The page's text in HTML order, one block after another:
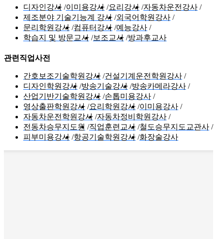
디자인강사 이미용강사 요리강사 자동차운전강사
제조분야 기술기능계 강사 외국어학원강사
문리학원강사 컴퓨터강사 예능강사
학습지 및 방문교사 보조교사 방과후교사
관련직업사전
간호보조기술학원강사 건설기계운전학원강사
디자인학원강사 방송기술강사 방송카메라강사
산업기반기술학원강사 손톱미용강사
영상출판학원강사 요리학원강사 이미용강사
자동차운전학원강사 자동차정비학원강사
전동차승무지도원
직업훈련교사 철도승무지도교관사
피부미용강사 항공기술학원강사 화장술강사